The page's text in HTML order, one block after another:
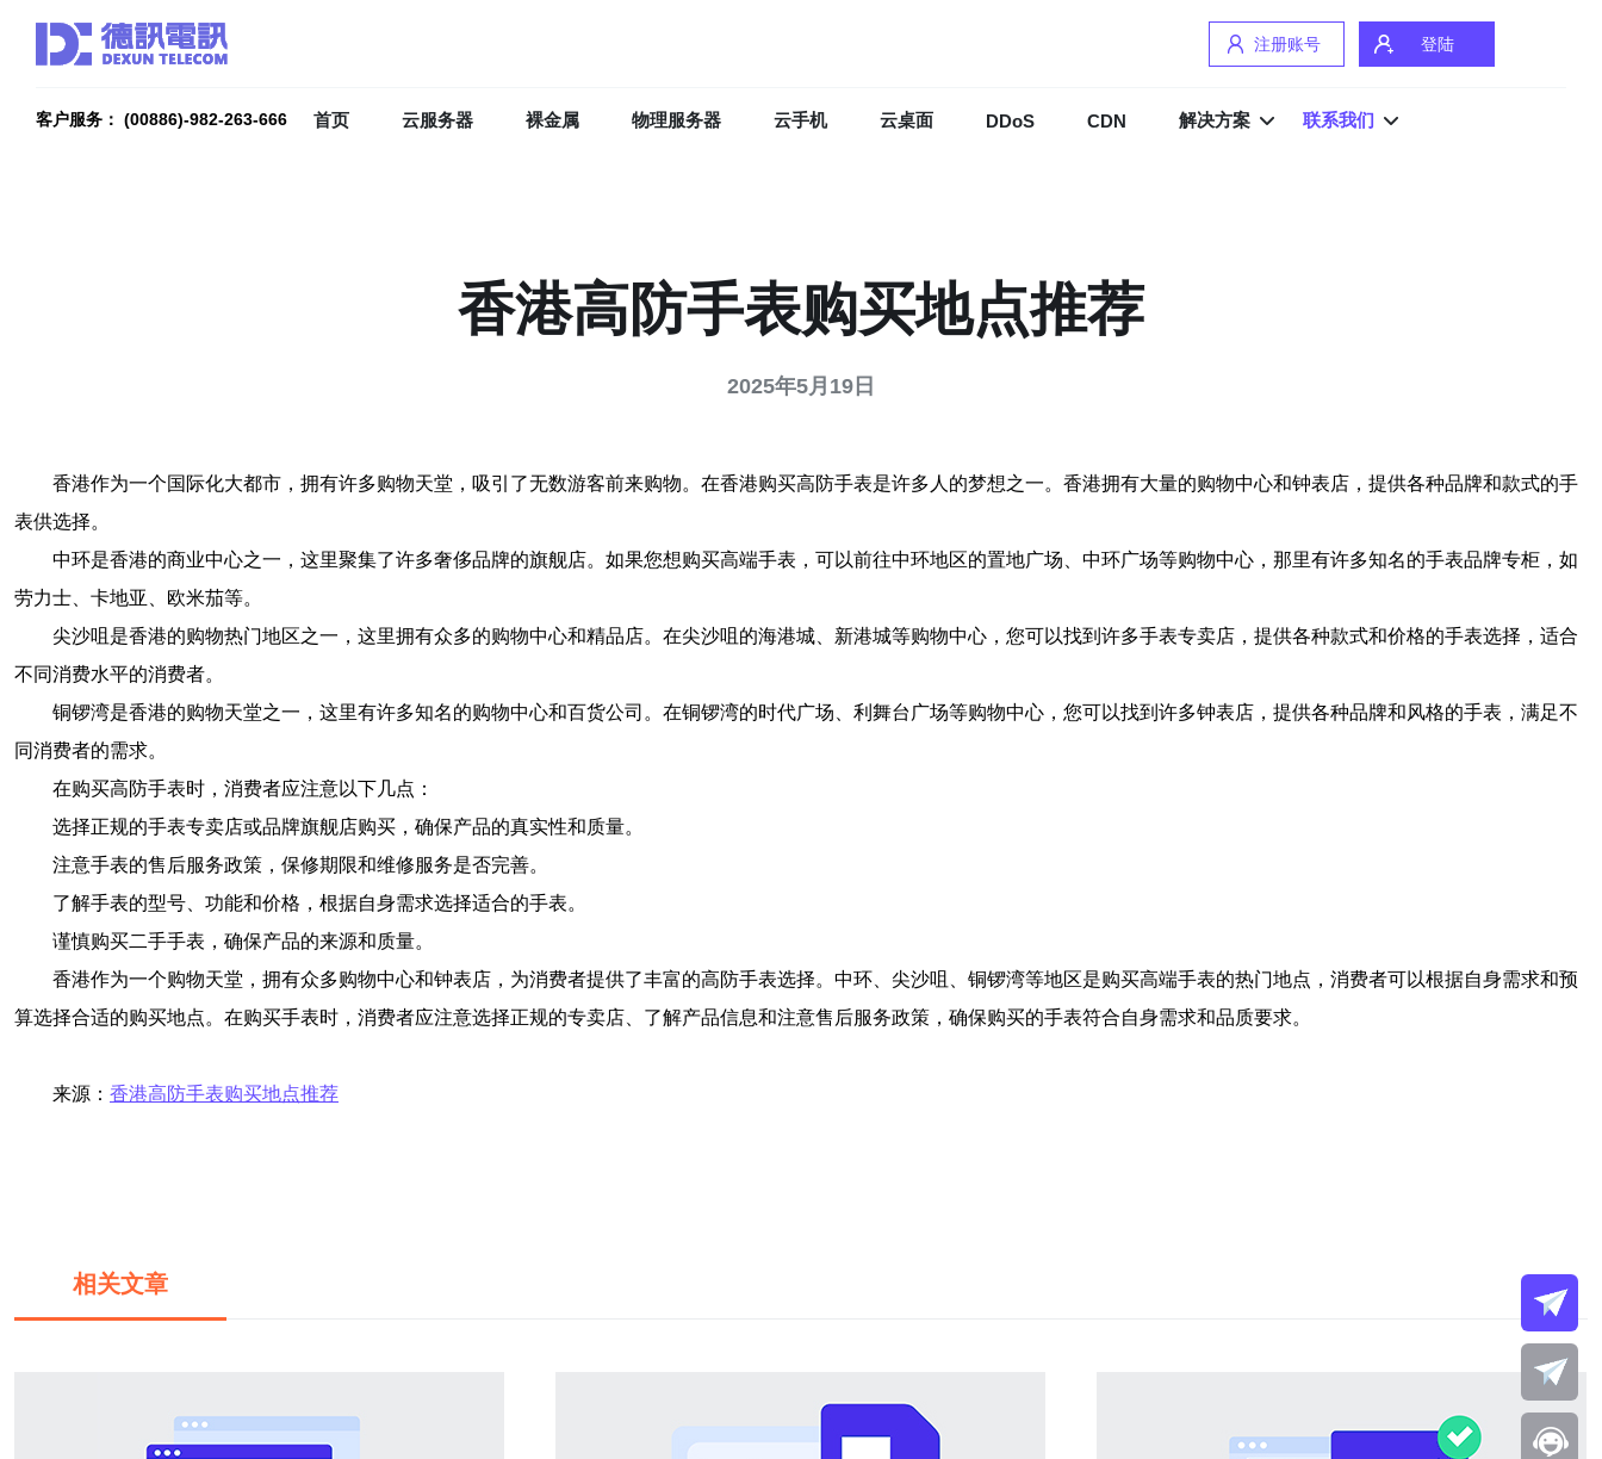
注册账号 登陆
客户服务： (00886)-982-263-666 首页 云服务器 裸金属 物理服务器 云手机 云桌面 DDoS CDN 解决方案 联系我们
香港高防手表购买地点推荐
2025年5月19日
香港作为一个国际化大都市，拥有许多购物天堂，吸引了无数游客前来购物。在香港购买高防手表是许多人的梦想之一。香港拥有大量的购物中心和钟表店，提供各种品牌和款式的手
表供选择。
中环是香港的商业中心之一，这里聚集了许多奢侈品牌的旗舰店。如果您想购买高端手表，可以前往中环地区的置地广场、中环广场等购物中心，那里有许多知名的手表品牌专柜，如
劳力士、卡地亚、欧米茄等。
尖沙咀是香港的购物热门地区之一，这里拥有众多的购物中心和精品店。在尖沙咀的海港城、新港城等购物中心，您可以找到许多手表专卖店，提供各种款式和价格的手表选择，适合
不同消费水平的消费者。
铜锣湾是香港的购物天堂之一，这里有许多知名的购物中心和百货公司。在铜锣湾的时代广场、利舞台广场等购物中心，您可以找到许多钟表店，提供各种品牌和风格的手表，满足不
同消费者的需求。
在购买高防手表时，消费者应注意以下几点：
选择正规的手表专卖店或品牌旗舰店购买，确保产品的真实性和质量。
注意手表的售后服务政策，保修期限和维修服务是否完善。
了解手表的型号、功能和价格，根据自身需求选择适合的手表。
谨慎购买二手手表，确保产品的来源和质量。
香港作为一个购物天堂，拥有众多购物中心和钟表店，为消费者提供了丰富的高防手表选择。中环、尖沙咀、铜锣湾等地区是购买高端手表的热门地点，消费者可以根据自身需求和预
算选择合适的购买地点。在购买手表时，消费者应注意选择正规的专卖店、了解产品信息和注意售后服务政策，确保购买的手表符合自身需求和品质要求。
来源： 香港高防手表购买地点推荐
相关文章